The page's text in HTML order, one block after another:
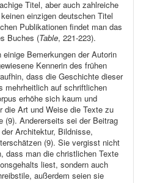
Titel, aber auch zahlreiche
einzigen deutschen Titel
Publikationen findet man das
Buches (Table, 221-223).
Bemerkungen der Autorin
Kennerin des frühen
dass die Geschichte dieser
mehrheitlich auf schriftlichen
erhöhe sich kaum und
die Art und Weise die Texte zu
(9). Andererseits sei der Beitrag
Architektur, Bildnisse,
(9). Sie vergisst nicht
dass man die christlichen Texte
liest, sondern auch
außerdem seien sie